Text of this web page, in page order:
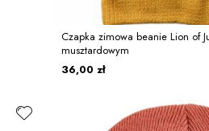
Czapka zimowa beanie Lion of
musztardowym
36,00 zł